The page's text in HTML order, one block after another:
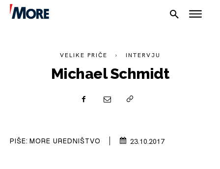
PLOVILA
VELIKE PRIČE INTERVJU
Michael Schmidt
PIŠE: MORE UREDNIŠTVO 23.10.2017